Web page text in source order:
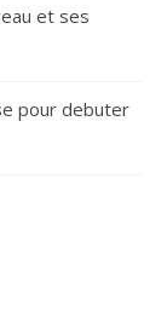
et ses
pour debuter